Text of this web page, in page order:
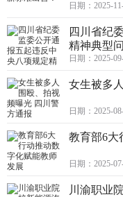
日期：2025-
四川省纪
精神典型
日期：2025-
女生被多
日期：2025-
教育部6大
日期：2025-
川渝职业